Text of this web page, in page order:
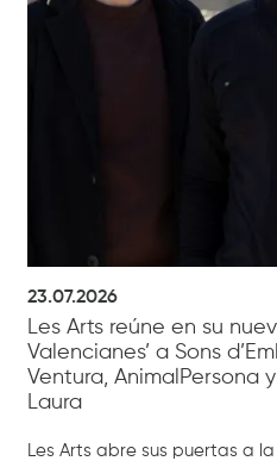
23.07.2026
Les Arts reúne en su
Valencianes’ a Sons
Ventura, AnimalPersona
Laura
Les Arts abre sus puertas a